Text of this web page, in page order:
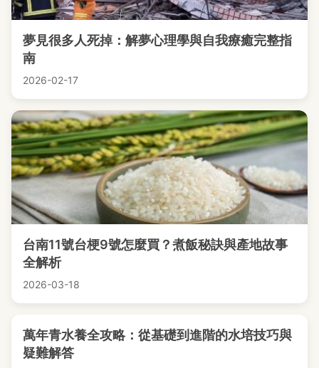
夢見很多人死掉：解夢心理學與自我療癒完整指
南
2026-02-17
台南11號台梗9號怎麼買？煮飯秘訣與產地故事
全解析
2026-03-18
萬年青水養全攻略：從基礎到進階的水培技巧與
疑難解答